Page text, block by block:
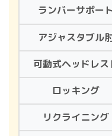
ランバーサポー
アジャスタブル
可動式ヘッドレス
ロッキング
リクライニング